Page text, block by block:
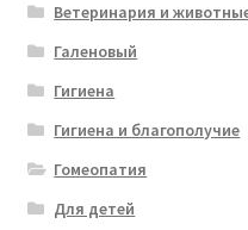
Ветеринария и
Галеновый
Гигиена
Гигиена и благополучие
Гомеопатия
Для детей